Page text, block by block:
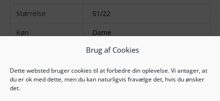
Brug af Cookies
Dette websted bruger cookies til at forbedre din oplevelse. Vi antager, at
du er ok med dette, men du kan naturligvis fravælge det, hvis du ønsker
det.
Størrelse 51/22
Køn Dame
752
Stel matriale Acetat